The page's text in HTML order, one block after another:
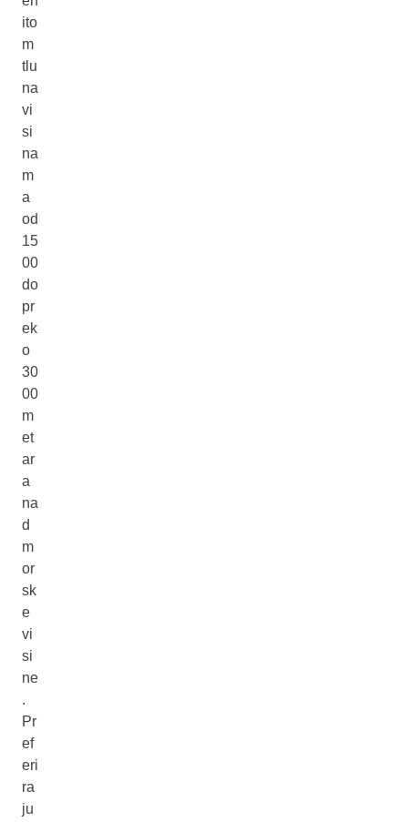
ito
m
tlu
na
vi
si
na
m
a
od
15
00
do
pr
ek
o
30
00
m
et
ar
a
na
d
m
or
sk
e
vi
si
ne
.
Pr
ef
eri
ra
ju